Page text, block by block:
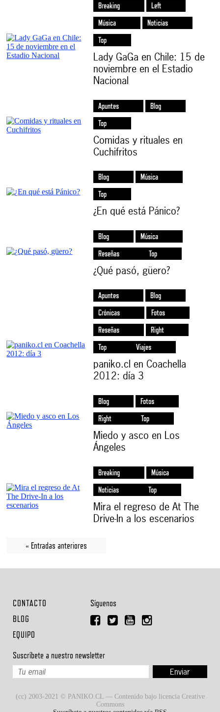
Breaking
Left
Música
Noticias
Top
Lady GaGa en Chile: 15 de
noviembre en el Estadio
Nacional
Apuntes
Blog
Top
Comidas y rituales en
Cuchifritos
Blog
Música
Top
¿En qué está Pánico?
Blog
Música
Reseñas
Top
¿Qué pasó, güero?
Apuntes
Blog
Crónicas
Fotos
Reseñas
Right
Top
Viajes
paniko.cl en Coachella
2012: día 3
Blog
Fotos
Right
Top
Miedo y asco en Los
Ángeles
Breaking
Música
Noticias
Top
Mira el regreso de At The
Drive-In a los escenarios
« Entradas anteriores
CONTACTO
BLOG
EQUIPO
Síguenos
Suscríbete a nuestro newsletter
(cc) 2003-2021 © PANIKO.CL — Contenido bajo licencia Creative
Commons